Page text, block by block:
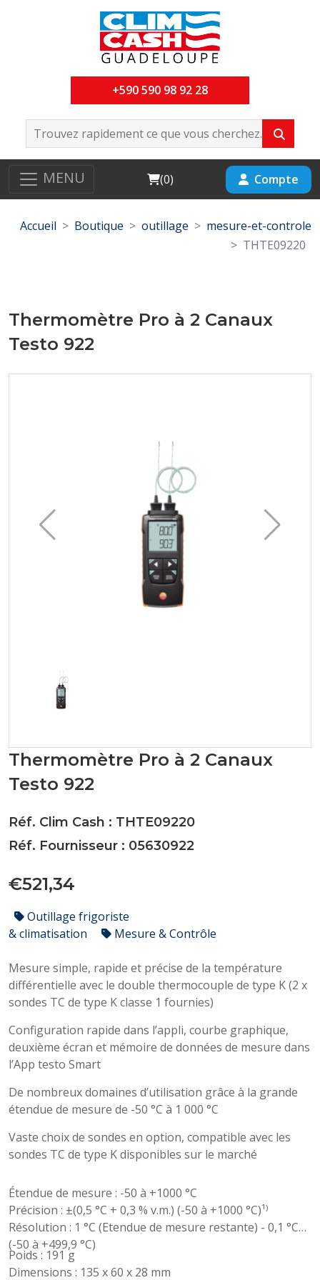
+590 590 98 92 28
MENU Cart
(0) Compte
Accueil Boutique outillage
mesure-et-controle
THTE09220
Thermomètre Pro à 2 Canaux
Testo 922
Thermomètre Pro à 2 Canaux
Testo 922
Réf. Clim Cash : THTE09220
Réf. Fournisseur : 05630922
€521,34
Outillage frigoriste
& climatisation
Mesure & Contrôle
Mesure simple, rapide et précise de la température
différentielle avec le double thermocouple de type K (2 x
sondes TC de type K classe 1 fournies)
Configuration rapide dans l’appli, courbe graphique,
deuxième écran et mémoire de données de mesure dans
l’App testo Smart
De nombreux domaines d’utilisation grâce à la grande
étendue de mesure de -50 °C à 1 000 °C
Vaste choix de sondes en option, compatible avec les
sondes TC de type K disponibles sur le marché
Étendue de mesure : -50 à +1000 °C
Précision : ±(0,5 °C + 0,3 % v.m.) (-50 à +1000 °C)¹⁾
Résolution : 1 °C (Etendue de mesure restante) - 0,1 °C
(-50 à +499,9 °C)
Poids : 191 g
Dimensions : 135 x 60 x 28 mm